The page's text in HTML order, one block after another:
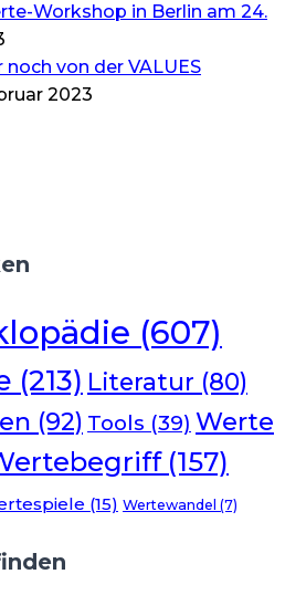
Workshop in Berlin am 24.
noch von der VALUES
2023
(607)
(213) Literatur (80)
(92) Tools (39) Werte
(157)
(15) Wertewandel (7)